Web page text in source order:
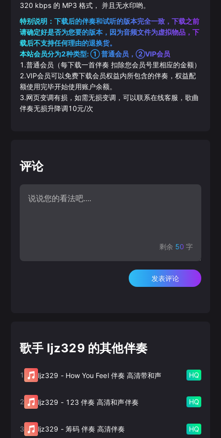
320 kbps 的 MP3 格式， 并且无水印哟。
特别说明：下载后的伴奏和试听的版本完全一致，下载之前
请确定好是否为您要的版本，因为音频文件为虚拟物品，下
载后不支持任何理由的退换货。
本站会员分为2种类型: ① 普通会员，②VIP会员
1.普通会员（每下载一首伴奏 扣除您会员号里相应的金额）
2.VIP会员可以免费下载会员权益内所包含的伴奏，权益配
额使用完毕开始使用账户余额。
3.网页变调有损，如需无损变调，可以联系在线客服，歌曲
伴奏无损升降调10元/次
评论
剩余 50 字
发表评论
歌手 ljz329 的其他伴奏
1 ljz329 - How You Feel 伴奏 高清带和声 HQ
2 ljz329 - 123 伴奏 高清和声伴奏 HQ
3 ljz329 - 筹码 伴奏 高清伴奏 HQ